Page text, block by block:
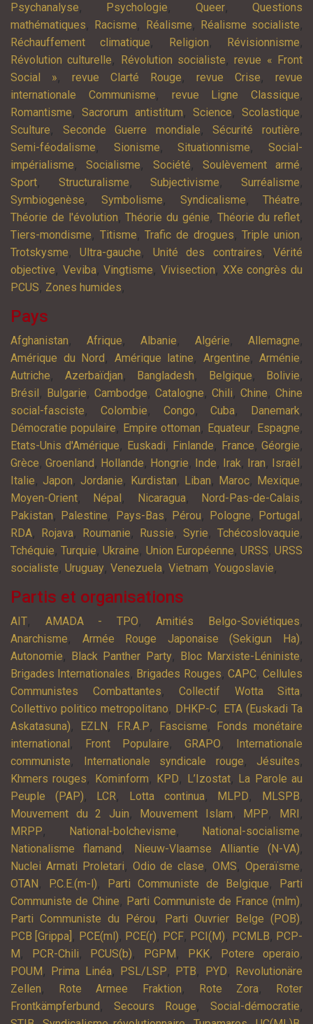
Psychanalyse, Psychologie, Queer,Questions
mathématiques, Racisme, Réalisme, Réalisme socialiste,
Réchauffement climatique, Religion, Révisionnisme,
Révolution culturelle, Révolution socialiste,revue « Front
Social », revue Clarté Rouge, revue Crise, revue
internationale Communisme, revue Ligne Classique,
Romantisme,Sacrorum antistitum, Science, Scolastique,
Sculture, Seconde Guerre mondiale,Sécurité routière,
Semi-féodalisme, Sionisme,Situationnisme,Social-
impérialisme,Socialisme, Société, Soulèvement armé,
Sport, Structuralisme,Subjectivisme,Surréalisme,
Symbiogenèse,Symbolisme, Syndicalisme,Théatre,
Théorie de l'évolution,Théorie du génie, Théorie du reflet,
Tiers-mondisme, Titisme,Trafic de drogues,Triple union,
Trotskysme,Ultra-gauche, Unité des contraires,Vérité
objective, Veviba,Vingtisme,Vivisection, XXe congrès du
PCUS, Zones humides,
Pays
Afghanistan, Afrique, Albanie, Algérie, Allemagne,
Amérique du Nord, Amérique latine, Argentine, Arménie,
Autriche, Azerbaïdjan, Bangladesh, Belgique, Bolivie,
Brésil, Bulgarie, Cambodge, Catalogne, Chili, Chine, Chine
social-fasciste, Colombie, Congo,Cuba, Danemark,
Démocratie populaire, Empire ottoman, Equateur, Espagne,
Etats-Unis d'Amérique, Euskadi, Finlande, France,Géorgie,
Grèce, Groenland, Hollande, Hongrie, Inde, Irak, Iran, Israël,
Italie, Japon, Jordanie, Kurdistan, Liban, Maroc, Mexique,
Moyen-Orient, Népal, Nicaragua, Nord-Pas-de-Calais,
Pakistan, Palestine, Pays-Bas, Pérou, Pologne, Portugal,
RDA, Rojava, Roumanie, Russie, Syrie, Tchécoslovaquie,
Tchéquie,Turquie,Ukraine, Union Européenne, URSS,URSS
socialiste, Uruguay, Venezuela, Vietnam, Yougoslavie,
Partis et organisations
AIT, AMADA - TPO,Amitiés Belgo-Soviétiques,
Anarchisme, Armée Rouge Japonaise (Sekigun Ha),
Autonomie, Black Panther Party, Bloc Marxiste-Léniniste,
Brigades Internationales, Brigades Rouges, CAPC,Cellules
Communistes Combattantes, Collectif Wotta Sitta,
Collettivo politico metropolitano, DHKP-C, ETA (Euskadi Ta
Askatasuna), EZLN, F.R.A.P, Fascisme, Fonds monétaire
international, Front Populaire, GRAPO, Internationale
communiste, Internationale syndicale rouge, Jésuites,
Khmers rouges, Kominform, KPD, L’Izostat, La Parole au
Peuple (PAP), LCR, Lotta continua, MLPD, MLSPB,
Mouvement du 2 Juin, Mouvement Islam, MPP, MRI ,
MRPP, National-bolchevisme, National-socialisme,
Nationalisme flamand, Nieuw-Vlaamse Alliantie (N-VA),
Nuclei Armati Proletari, Odio de clase,OMS,Operaïsme,
OTAN, P.C.E.(m-l), Parti Communiste de Belgique, Parti
Communiste de Chine, Parti Communiste de France (mlm),
Parti Communiste du Pérou, Parti Ouvrier Belge (POB),
PCB [Grippa] , PCE(ml), PCE(r), PCF, PCI(M), PCMLB, PCP-
M, PCR-Chili, PCUS(b), PGPM, PKK, Potere operaio,
POUM, Prima Linéa, PSL/LSP, PTB, PYD, Revolutionäre
Zellen, Rote Armee Fraktion, Rote Zora, Roter
Frontkämpferbund, Secours Rouge, Social-démocratie,